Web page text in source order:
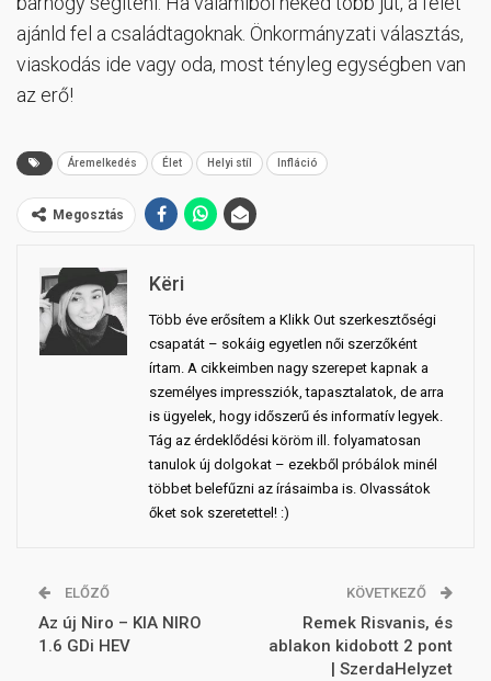
ajánld fel a családtagoknak. Önkormányzati választás,
viaskodás ide vagy oda, most tényleg egységben van
az erő!
Áremelkedés Élet Helyi stíl Infláció
Megosztás
Këri
Több éve erősítem a Klikk Out szerkesztőségi
csapatát – sokáig egyetlen női szerzőként
írtam. A cikkeimben nagy szerepet kapnak a
személyes impressziók, tapasztalatok, de arra
is ügyelek, hogy időszerű és informatív legyek.
Tág az érdeklődési köröm ill. folyamatosan
tanulok új dolgokat – ezekből próbálok minél
többet belefűzni az írásaimba is. Olvassátok
őket sok szeretettel! :)
ELŐZŐ
Az új Niro – KIA NIRO
1.6 GDi HEV
KÖVETKEZŐ
Remek Risvanis, és
ablakon kidobott 2 pont
| SzerdaHelyzet